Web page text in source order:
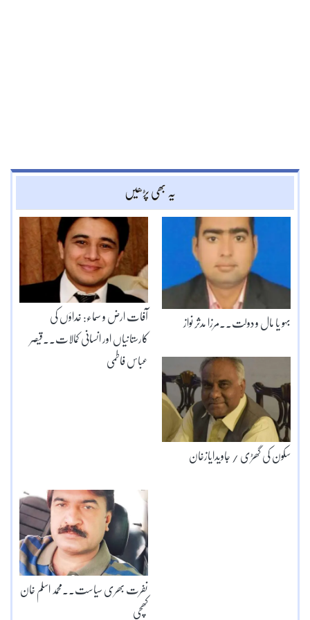
یہ بھی پڑھیں
آفات ارض و سماء: خداؤں کی
کارستانیاں اور انسانی کمالات۔۔قیصر
عباس فاطمی
بہو یا مال و دولت۔۔مرزا مدثر نواز
سکون کی گھڑی / جاویدایازخان
نفرت بھری سیاست۔۔محمد اسلم خان
کھچی